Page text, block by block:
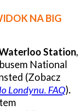
NA BIG
Station,
National
(Zobacz
Londynu. FAQ).